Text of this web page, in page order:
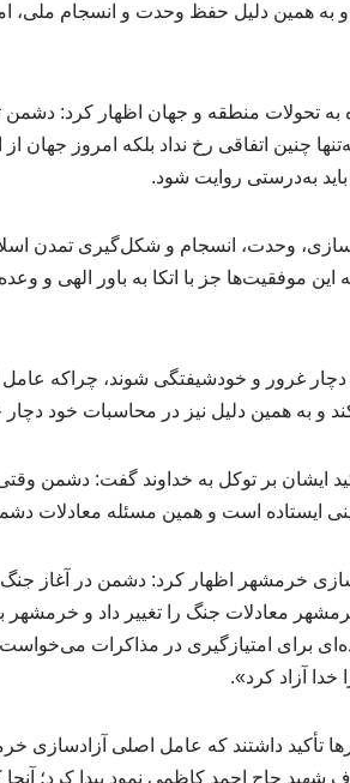
به همین دلیل حفظ وحدت و انسجام ملی،
به تحولات منطقه و جهان اظهار کرد:
چنین اتفاقی رخ نداد بلکه امروز جهان
به‌درستی روایت شود.
وحدت، انسجام و شکل‌گیری تمدن
این موفقیت‌ها جز با اتکا به باور الهی و
دچار غرور و خودشیفتگی شوند، چراکه
و به همین دلیل نیز در محاسبات خود
ایشان بر توکل به خداوند گفت: دشمن وقتی
ایستاده است و همین مسئله معادلات
خرمشهر اظهار کرد: دشمن در آغاز
معادلات جنگ را تغییر داد و خرمشهر
برای امتیازگیری در مذاکرات
خدا آزاد کرد».
تأکید داشتند که عامل اصلی آزادسازی
حاج احمد کاظمی نمود پیدا کرد؛ آنجا